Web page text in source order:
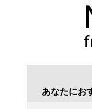
あなたにお